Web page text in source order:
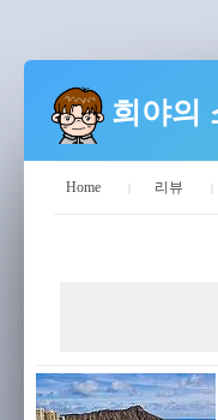
희야의
Home 리뷰